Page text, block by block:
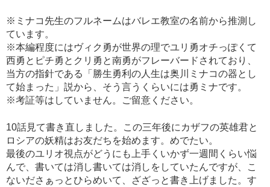
※ミナコ先生のフルネームはバレエ教室の名前から推測し
ています。
※本編程度にはヴィク勇が世界の理でユリ勇オチっぽくて
西勇とピチ勇とクリ勇と南勇がフレーバードされており、
当方の指針である「勝生勇利の人生は奥川ミナコの器とし
て始まった」説から、そう言うくらいには勇ミナです。
※考証等はしていません。ご留意ください。
10話見て書き直しました。この三年後にカザフの英雄君と
ロシアの妖精はお友だちを始めます。めでたい。
最後のユリオ視点がどうにも上手くいかず一週間くらい悩
んで、書いては消し書いては消しをしていたんですが、こ
ないださぁっとひらめいて、ざざっと書き上げました。す